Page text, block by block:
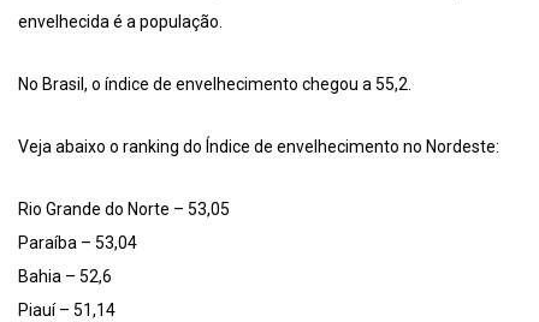
envelhecida é a população.
No Brasil, o índice de envelhecimento chegou a 55,2.
Veja abaixo o ranking do Índice de envelhecimento no Nordeste:
Rio Grande do Norte – 53,05
Paraíba – 53,04
Bahia – 52,6
Piauí – 51,14